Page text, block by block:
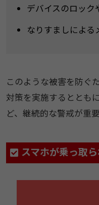
デバイスのロック
なりすましによ
このような被害を防ぐ
対策を実施するととも
ど、継続的な警戒が重要
スマホが乗っ取